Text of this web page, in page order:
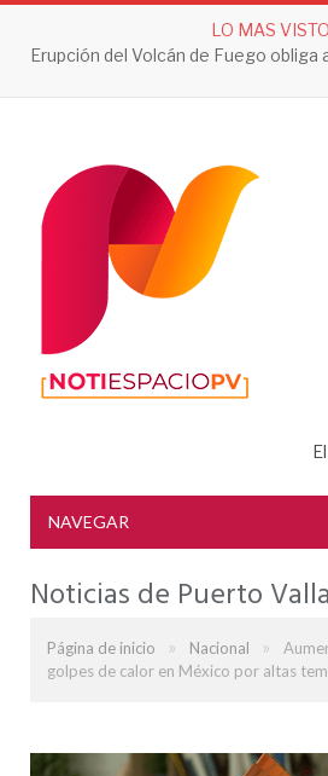
LO MAS VISTO
NAVEGAR
Noticias de Puerto
Página de inicio » Nacional »
golpes de calor en México por altas